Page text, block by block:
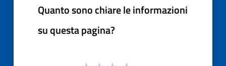
Quanto sono chiare le informazioni
su questa pagina?